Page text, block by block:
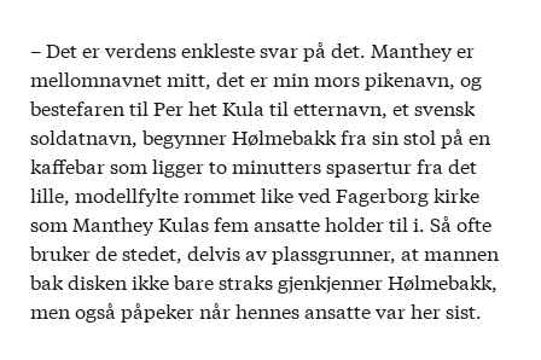
– Det er verdens enkleste svar på det. Manthey er
mellomnavnet mitt, det er min mors pikenavn, og
bestefaren til Per het Kula til etternavn, et svensk
soldatnavn, begynner Hølmebakk fra sin stol på en
kaffebar som ligger to minutters spasertur fra det
lille, modellfylte rommet like ved Fagerborg kirke
som Manthey Kulas fem ansatte holder til i. Så ofte
bruker de stedet, delvis av plassgrunner, at mannen
bak disken ikke bare straks gjenkjenner Hølmebakk,
men også påpeker når hennes ansatte var her sist.